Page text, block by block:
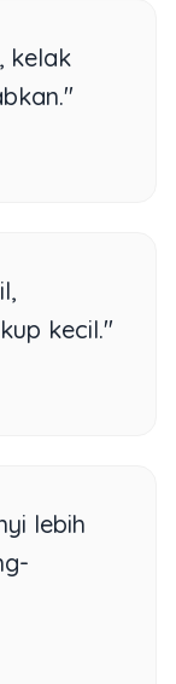
kelak
kecil."
lebih